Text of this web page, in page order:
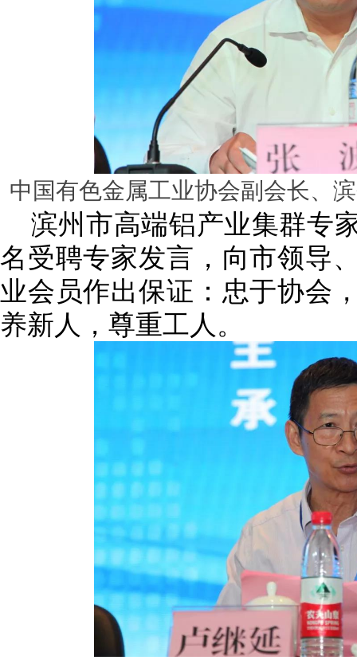
中国有色金属工业协会副会长、
滨州市高端铝产业集群专
名受聘专家发言，向市领导
业会员作出保证：忠于协会
养新人，尊重工人。